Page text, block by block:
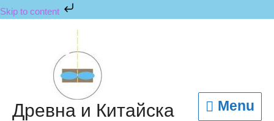
Skip to content
Древна и Китайска
Menu